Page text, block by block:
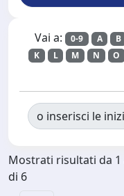
Vai a: 0-9 A B
K
L M N O
o inserisci le
Mostrati risultati da 1
di 6